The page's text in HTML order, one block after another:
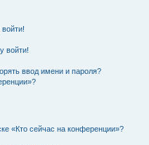
войти!
ввод имени и пароля?
«Кто сейчас на конференции»?